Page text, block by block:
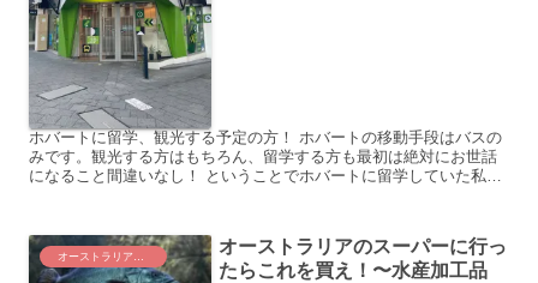
ホバートに留学、観光する予定の方！ ホバートの移動手段はバスの
みです。観光する方はもちろん、留学する方も最初は絶対にお世話
になること間違いなし！ ということでホバートに留学していた私
オーストラリアのスーパーに行ったらこれを買え！
オーストラリアのスーパーに行っ
たらこれを買え！〜水産加工品